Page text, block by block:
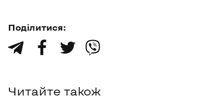
Поділитися:
󰀙 󰀃 󰀚 󰀔
Читайте також